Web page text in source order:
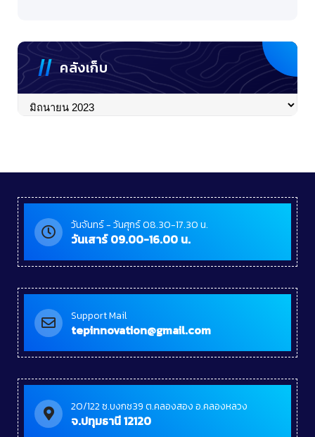
คลังเก็บ
คลัง
วันจันทร์ - วันศุกร์ 08.30-17.30 น.
วันเสาร์ 09.00-16.00 น.
Support Mail
tepinnovation@gmail.com
20/122 ซ.บงกช39 ต.คลองสอง อ.คลองหลวง
จ.ปทุมธานี 12120